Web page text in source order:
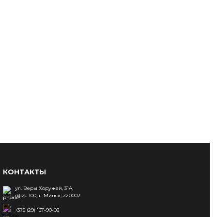
КОНТАКТЫ
ул. Веры Хоружей, 31А,
офис 100, г. Минск, 220002
+375 (29) 137-90-02